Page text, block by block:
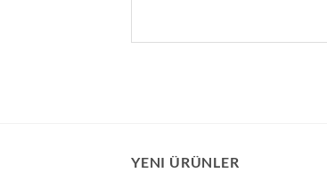
YENI ÜRÜNLER